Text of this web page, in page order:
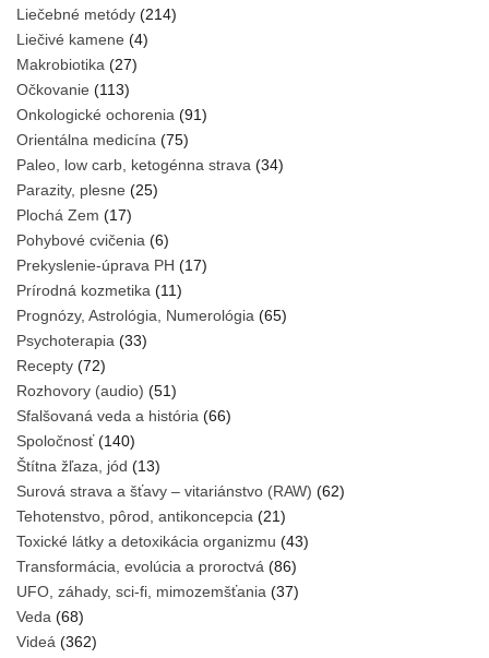
Liečebné metódy (214)
Liečivé kamene (4)
Makrobiotika (27)
Očkovanie (113)
Onkologické ochorenia (91)
Orientálna medicína (75)
Paleo, low carb, ketogénna strava (34)
Parazity, plesne (25)
Plochá Zem (17)
Pohybové cvičenia (6)
Prekyslenie-úprava PH (17)
Prírodná kozmetika (11)
Prognózy, Astrológia, Numerológia (65)
Psychoterapia (33)
Recepty (72)
Rozhovory (audio) (51)
Sfalšovaná veda a história (66)
Spoločnosť(140)
Štítna žľaza, jód (13)
Surová strava a šťavy – vitariánstvo (RAW) (62)
Tehotenstvo, pôrod, antikoncepcia (21)
Toxické látky a detoxikácia organizmu (43)
Transformácia, evolúcia a proroctvá (86)
UFO, záhady, sci-fi, mimozemšťania (37)
Veda (68)
Videá (362)